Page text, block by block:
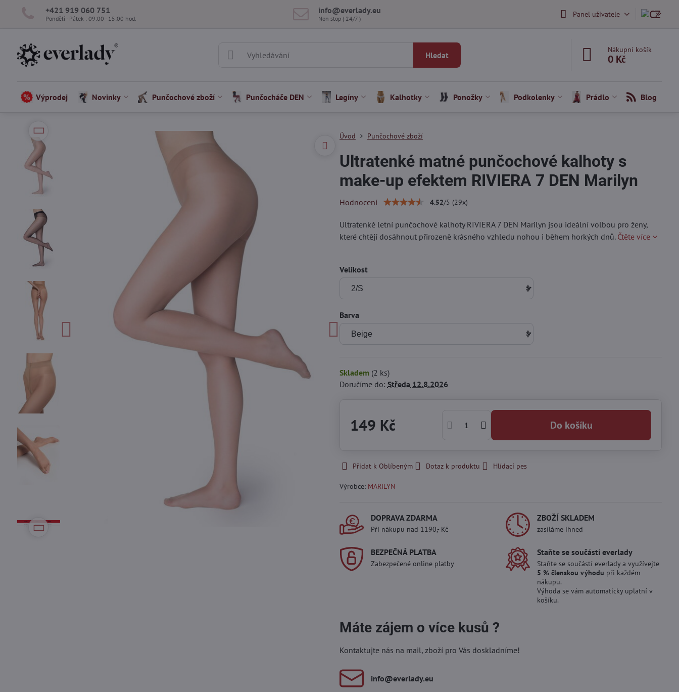
+421 919 060 751
Pondělí - Pátek : 09:00 - 15:00 hod.
info​@everlady​.eu
Non stop ( 24/7 ) Panel uživatele
Hledat
Nákupní košík
0 Kč
Výprodej Novinky Punčochové zboží Punčocháče DEN Legíny Kalhotky Ponožky Podkolenky Prádlo Blog
Úvod Punčochové zboží
Ultratenké matné punčochové kalhoty s
make-up efektem RIVIERA 7 DEN Marilyn
Hodnocení 4.52/5 (29x)
Ultratenké letní punčochové kalhoty RIVIERA 7 DEN Marilyn jsou ideální volbou pro ženy,
které chtějí dosáhnout přirozeně krásného vzhledu nohou i během horkých dnů. Čtěte více
Velikost
Barva
Skladem (2 ks)
Doručíme do: Středa 12.8.2026
149 Kč Do košíku
Přidat k Oblíbeným Dotaz k produktu Hlídací pes
Výrobce: MARILYN
DOPRAVA ZDARMA
Při nákupu nad 1190,- Kč
ZBOŽÍ SKLADEM
zasíláme ihned
BEZPEČNÁ PLATBA
Zabezpečené online platby
Staňte se součástí everlady
Staňte se součástí everlady a využívejte
5 % členskou výhodu při každém
nákupu.
Výhoda se vám automaticky uplatní v
košíku.
Máte zájem o více kusů ?
Kontaktujte nás na mail, zboží pro Vás doskladníme!
info​@everlady​.eu